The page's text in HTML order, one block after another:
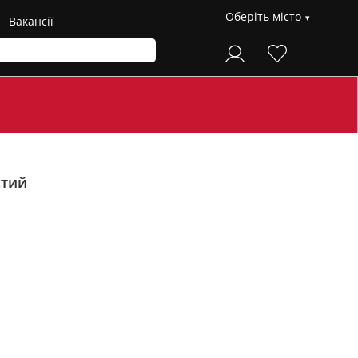
Вакансії Оберіть місто